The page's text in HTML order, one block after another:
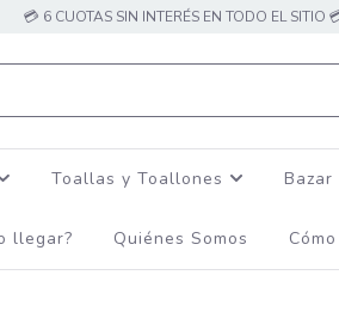
💳 6 CUOTAS SIN INTERÉS EN TODO EL SITIO
Toallas y Toallones Bazar
llegar? Quiénes Somos